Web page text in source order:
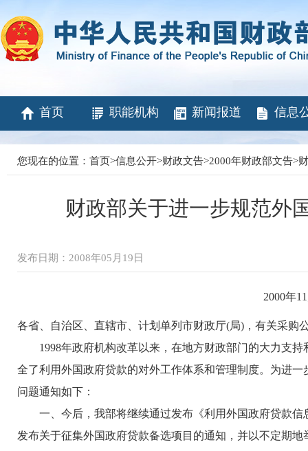
首页 职能机构 新闻报道 信息
您现在的位置： 首页>信息公开>财政文告>2000年财政部文告>
财政部关于进一步规范外
发布日期：2008年05月19日
2000年
各省、自治区、直辖市、计划单列市财政厅(局)，有关采购
1998年政府机构改革以来，在地方财政部门的大力支持
全了利用外国政府贷款的对外工作体系和管理制度。为进
问题通知如下：
一、今后，我部将继续通过发布《利用外国政府贷款信
发布关于征集外国政府贷款备选项目的通知，并以不定期